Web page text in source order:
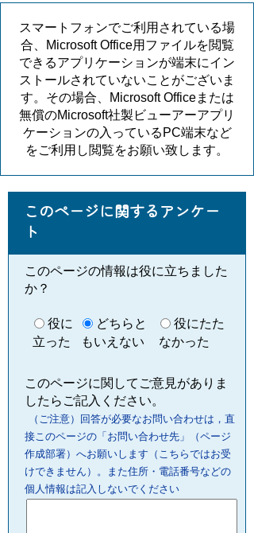
スマートフォンでご利用されている場
合、Microsoft Office用ファイルを閲覧
できるアプリケーションが端末にイン
ストールされていないことがございま
す。その場合、Microsoft Officeまたは
無償のMicrosoft社製ビューアーアプリ
ケーションの入っているPC端末など
をご利用し閲覧をお願い致します。
このページに関するアンケー
ト
このページの情報は役に立ちました
か？
役に
立った
どちらと
もいえない
役にたた
なかった
このページに関してご意見がありま
したらご記入ください。
（ご注意）回答が必要なお問い合わせは，直
接このページの「お問い合わせ先」（ページ
作成部署）へお願いします（こちらではお受
けできません）。また住所・電話番号などの
個人情報は記入しないでください